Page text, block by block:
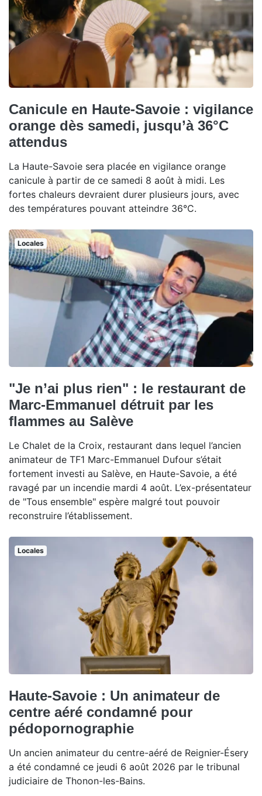
Canicule en Haute-Savoie : vigilance
orange dès samedi, jusqu’à 36°C
attendus
La Haute-Savoie sera placée en vigilance orange
canicule à partir de ce samedi 8 août à midi. Les
fortes chaleurs devraient durer plusieurs jours, avec
des températures pouvant atteindre 36°C.
Locales
"Je n’ai plus rien" : le restaurant de
Marc-Emmanuel détruit par les
flammes au Salève
Le Chalet de la Croix, restaurant dans lequel l’ancien
animateur de TF1 Marc-Emmanuel Dufour s’était
fortement investi au Salève, en Haute-Savoie, a été
ravagé par un incendie mardi 4 août. L’ex-présentateur
de "Tous ensemble" espère malgré tout pouvoir
reconstruire l’établissement.
Locales
Haute-Savoie : Un animateur de
centre aéré condamné pour
pédopornographie
Un ancien animateur du centre-aéré de Reignier-Ésery
a été condamné ce jeudi 6 août 2026 par le tribunal
judiciaire de Thonon-les-Bains.